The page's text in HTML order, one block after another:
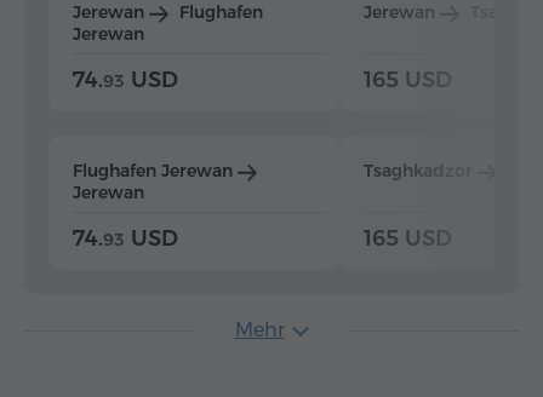
Jerewan
Flughafen
Jerewan
74.93 USD
Flughafen Jerewan
Jerewan
74.93 USD
Jerewan
165 USD
Tsaghkadzor
165 USD
Mehr